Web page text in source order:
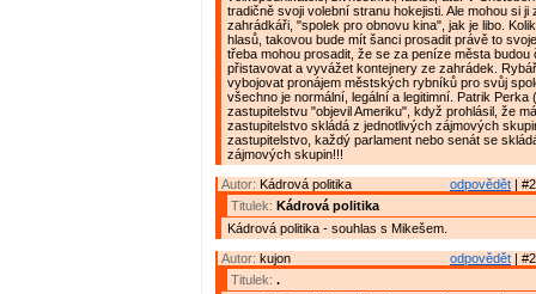
tradičně svoji volební stranu hokejisti. Ale mohou si ji
zahrádkáři, "spolek pro obnovu kina", jak je libo.
hlasů, takovou bude mít šanci prosadit právě to
třeba mohou prosadit, že se za peníze města budou
přistavovat a vyvážet kontejnery ze zahrádek.
vybojovat pronájem městských rybníků pro svůj
všechno je normální, legální a legitimní. Patrik Perka
zastupitelstvu "objevil Ameriku", když prohlásil, že
zastupitelstvo skládá z jednotlivých zájmových
zastupitelstvo, každý parlament nebo senát se
zájmových skupin!!!
odpovědět |
Autor: Kádrová politika
Titulek: Kádrová politika
Kádrová politika - souhlas s Mikešem.
odpovědět |
Autor: kujon
Titulek: .